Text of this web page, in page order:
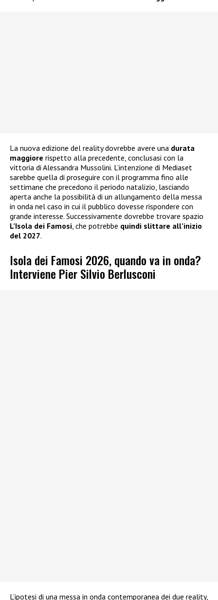
La nuova edizione del reality dovrebbe avere una durata
maggiore rispetto alla precedente, conclusasi con la
vittoria di Alessandra Mussolini. L’intenzione di Mediaset
sarebbe quella di proseguire con il programma fino alle
settimane che precedono il periodo natalizio, lasciando
aperta anche la possibilità di un allungamento della messa
in onda nel caso in cui il pubblico dovesse rispondere con
grande interesse. Successivamente dovrebbe trovare spazio
L’Isola dei Famosi , che potrebbe quindi slittare all’inizio
del 2027.
Isola dei Famosi 2026, quando va in onda?
Interviene Pier Silvio Berlusconi
L’ipotesi di una messa in onda contemporanea dei due reality,